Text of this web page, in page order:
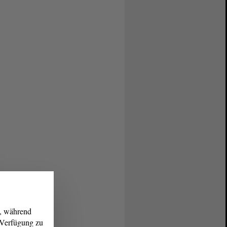
während
zu